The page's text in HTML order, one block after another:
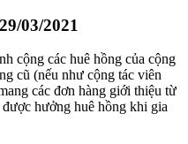
03/2021
cộng các huê hồng của cộng
cũ (nếu như cộng tác viên
các đơn hàng giới thiệu từ
hưởng huê hồng khi gia